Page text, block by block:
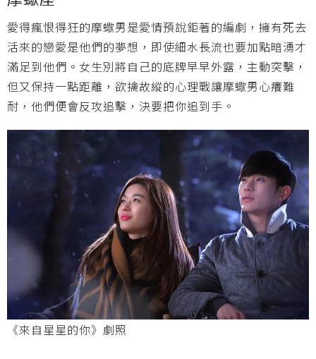
愛得瘋恨得狂的摩蠍男是愛情預說鉅著的編劇，擁有死去
活來的戀愛是他們的夢想，即使細水長流也要加點暗湧才
滿足到他們。女生別將自己的底牌早早外露，主動突擊，
但又保持一點距離，欲擒故縱的心理戰讓摩蠍男心癢難
耐，他們便會反攻追擊，決要把你追到手。
《來自星星的你》劇照